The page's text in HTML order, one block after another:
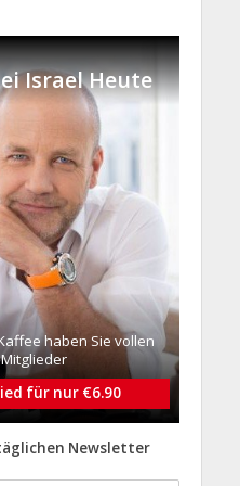
Israel Heute
haben Sie vollen
für nur €6.90
Newsletter